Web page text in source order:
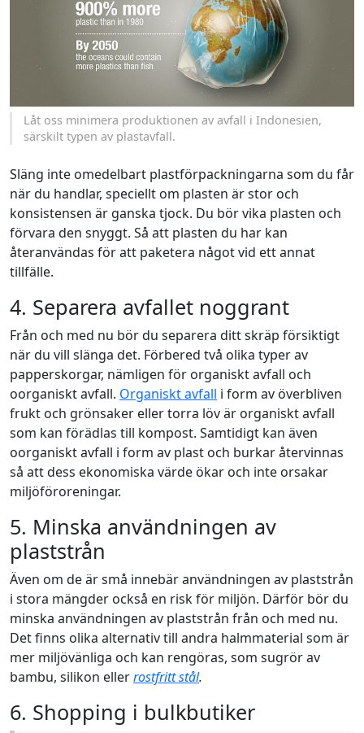
Låt oss minimera produktionen av avfall i Indonesien,
särskilt typen av plastavfall.
Släng inte omedelbart plastförpackningarna som du får
när du handlar, speciellt om plasten är stor och
konsistensen är ganska tjock. Du bör vika plasten och
förvara den snyggt. Så att plasten du har kan
återanvändas för att paketera något vid ett annat
tillfälle.
4. Separera avfallet noggrant
Från och med nu bör du separera ditt skräp försiktigt
när du vill slänga det. Förbered två olika typer av
papperskorgar, nämligen för organiskt avfall och
oorganiskt avfall. Organiskt avfall i form av överbliven
frukt och grönsaker eller torra löv är organiskt avfall
som kan förädlas till kompost. Samtidigt kan även
oorganiskt avfall i form av plast och burkar återvinnas
så att dess ekonomiska värde ökar och inte orsakar
miljöföroreningar.
5. Minska användningen av
plaststrån
Även om de är små innebär användningen av plaststrån
i stora mängder också en risk för miljön. Därför bör du
minska användningen av plaststrån från och med nu.
Det finns olika alternativ till andra halmmaterial som är
mer miljövänliga och kan rengöras, som sugrör av
bambu, silikon ellerrostfritt stål.
6. Shopping i bulkbutiker